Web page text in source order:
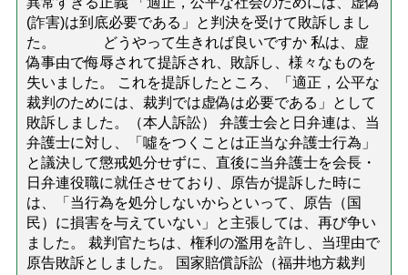
(詐害)は到底必要である」と判決を受けて敗訴しまし
た。 どうやって生きれば良いですか 私は、虚
偽事由で侮辱されて提訴され、敗訴し、様々なものを
失いました。 これを提訴したところ、「適正，公平な
裁判のためには、裁判では虚偽は必要である」として
敗訴しました。（本人訴訟） 弁護士会と日弁連は、当
弁護士に対し、「噓をつくことは正当な弁護士行為」
と議決して懲戒処分せずに、直後に当弁護士を会長・
日弁連役職に就任させており、原告が提訴した時に
は、「当行為を処分しないからといって、原告（国
民）に損害を与えていない」と主張しては、再び争い
ました。 裁判官たちは、権利の濫用を許し、当理由で
原告敗訴としました。 国家賠償訴訟（福井地方裁判